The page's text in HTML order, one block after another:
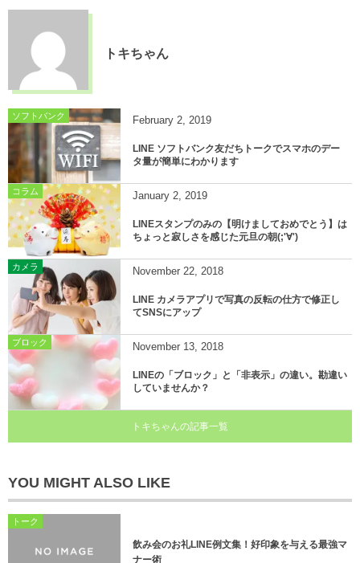
トキちゃん
ソフトバンク February 2, 2019
LINE ソフトバンク友だちトークでスマホのデー
タ量が簡単にわかります
コラム January 2, 2019
LINEスタンプのみの【明けましておめでとう】は
ちょっと寂しさを感じた元旦の朝(;'∀')
カメラ November 22, 2018
LINE カメラアプリで写真の反転の仕方で修正し
てSNSにアップ
ブロック November 13, 2018
LINEの「ブロック」と「非表示」の違い。勘違い
していませんか？
トキちゃんの記事一覧
YOU MIGHT ALSO LIKE
トーク
飲み会のお礼LINE例文集！好印象を与える最強マ
ナー術